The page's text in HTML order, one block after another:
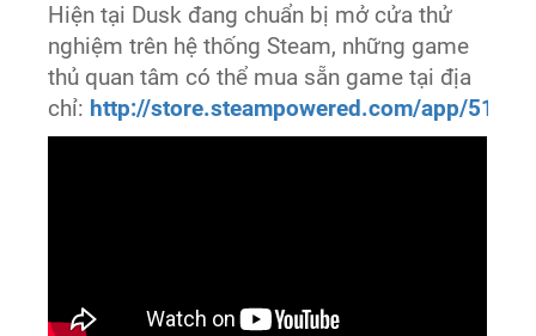
Hiện tại Dusk đang chuẩn bị mở cửa thử
nghiệm trên hệ thống Steam, những game
thủ quan tâm có thể mua sẵn game tại địa
chỉ: http://store.steampowered.com/app/